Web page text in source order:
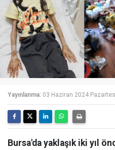
Yayınlanma: 03 Haziran 2024
Bursa'da yaklaşık iki yıl